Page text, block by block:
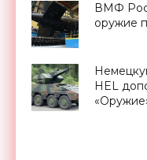
ВМФ
оружие
HEL